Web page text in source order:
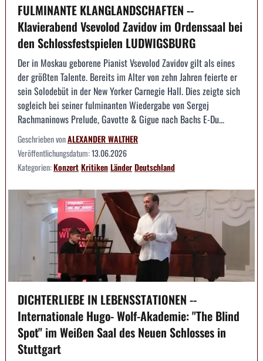
FULMINANTE KLANGLANDSCHAFTEN --
Klavierabend Vsevolod Zavidov im Ordenssaal bei
den Schlossfestspielen LUDWIGSBURG
Der in Moskau geborene Pianist Vsevolod Zavidov gilt als eines
der größten Talente. Bereits im Alter von zehn Jahren feierte er
sein Solodebüt in der New Yorker Carnegie Hall. Dies zeigte sich
sogleich bei seiner fulminanten Wiedergabe von Sergej
Rachmaninows Prelude, Gavotte & Gigue nach Bachs E-Du...
Geschrieben vonALEXANDER WALTHER
Veröffentlichungsdatum:13.06.2026
Kategorien:KonzertKritikenLänderDeutschland
DICHTERLIEBE IN LEBENSSTATIONEN --
Internationale Hugo- Wolf-Akademie: "The Blind
Spot" im Weißen Saal des Neuen Schlosses in
Stuttgart